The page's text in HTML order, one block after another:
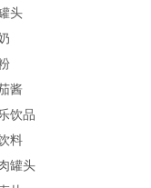
头
酱
饮品
料
罐头